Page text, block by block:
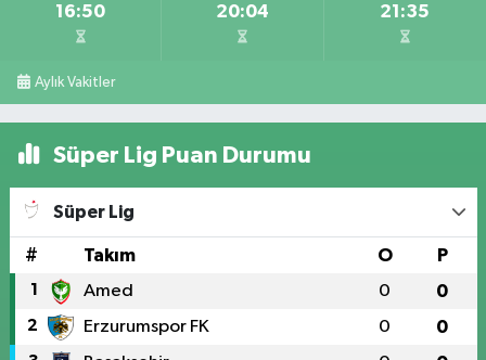
16:50 20:04 21:35
Aylık Vakitler
Süper Lig Puan Durumu
Süper Lig
# Takım O P
1 Amed 0 0
2 Erzurumspor FK 0 0